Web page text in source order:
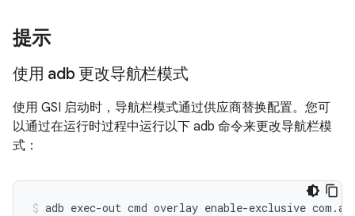
提示
使用 adb 更改导航栏模式
使用 GSI 启动时，导航栏模式通过供应商替换配置。您可
以通过在运行时过程中运行以下 adb 命令来更改导航栏模
式：
adb exec-out cmd overlay enable-exclusive